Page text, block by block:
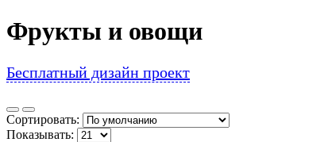
Фрукты и овощи
Бесплатный дизайн проект
Сортировать:
Показывать: